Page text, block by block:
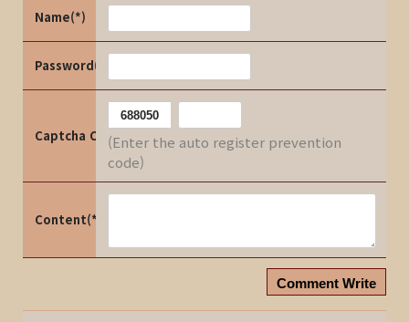
Name(*)
Password(*)
Captcha Code(Enter the auto register prevention
code)
Content(*)
Comment Write